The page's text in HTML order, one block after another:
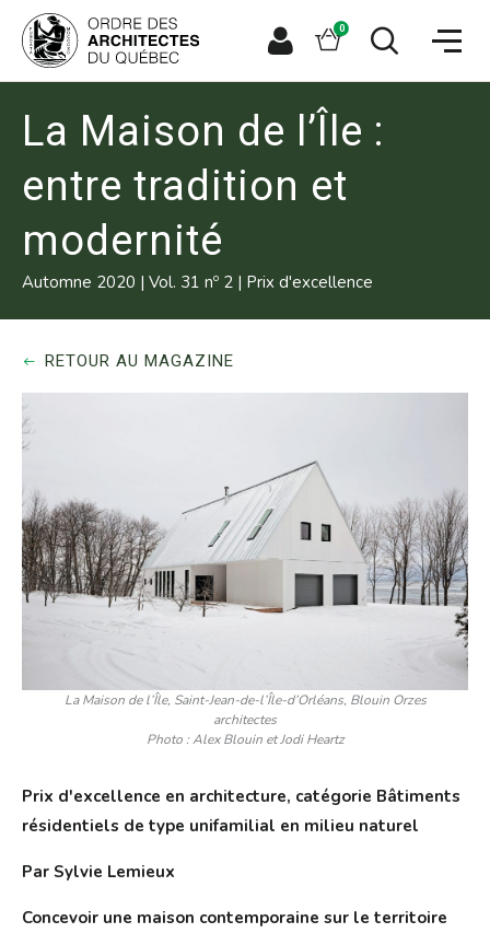
directement
recherche
directement
contenu
principal
Panier
0
membre
le
la
site
La Maison de l’Île :
entre tradition et
modernité
Automne 2020 | Vol. 31 no 2 | Prix d'excellence
RETOUR AU MAGAZINE
La Maison de l’Île, Saint-Jean-de-l’Île-d’Orléans, Blouin Orzes
architectes
Photo : Alex Blouin et Jodi Heartz
Prix d'excellence en architecture, catégorie Bâtiments
résidentiels de type unifamilial en milieu naturel
Par Sylvie Lemieux
Concevoir une maison contemporaine sur le territoire